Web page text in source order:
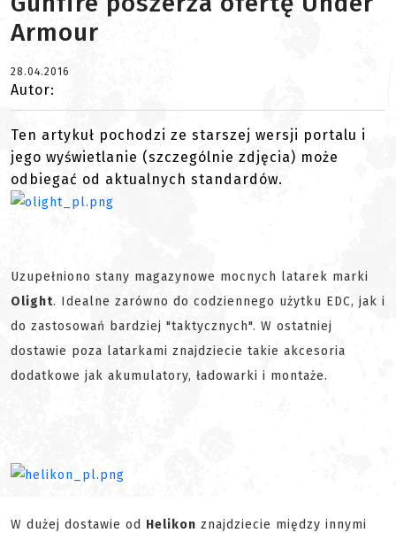
Armour
28.04.2016
Autor:
Ten artykuł pochodzi ze starszej wersji portalu i
jego wyświetlanie (szczególnie zdjęcia) może
odbiegać od aktualnych standardów.
Uzupełniono stany magazynowe mocnych latarek marki
Olight. Idealne zarówno do codziennego użytku EDC, jak i
do zastosowań bardziej "taktycznych". W ostatniej
dostawie poza latarkami znajdziecie takie akcesoria
dodatkowe jak akumulatory, ładowarki i montaże.
W dużej dostawie od Helikon znajdziecie między innymi